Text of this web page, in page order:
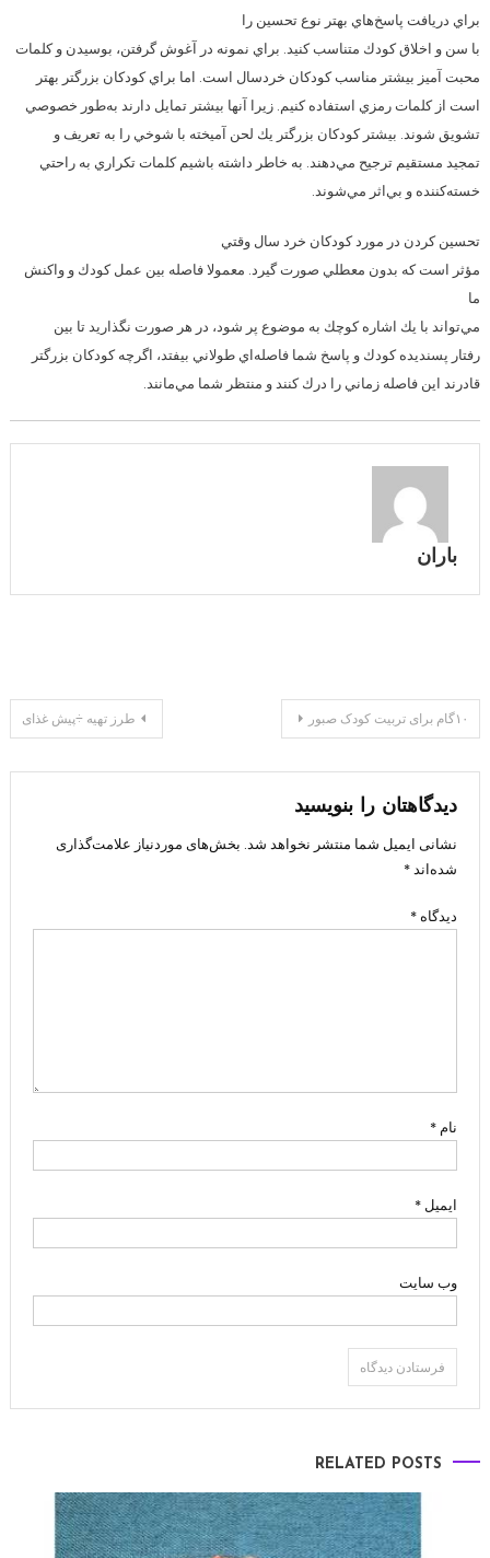
براي دريافت پاسخ‌هاي بهتر نوع تحسين را
با سن و اخلاق كودك متناسب كنيد. براي نمونه در آغوش گرفتن، بوسيدن و كلمات
محبت آميز بيشتر مناسب كودكان خردسال است. اما براي كودكان بزرگتر بهتر
است از كلمات رمزي استفاده كنيم. زيرا آنها بيشتر تمايل دارند به‌طور خصوصي
تشويق شوند. بيشتر كودكان بزرگتر يك لحن آميخته با شوخي را به تعريف و
تمجيد مستقيم ترجيح مي‌دهند. به خاطر داشته باشيم كلمات تكراري به راحتي
خسته‌كننده و بي‌اثر مي‌شوند.
تحسين كردن در مورد كودكان خرد سال وقتي
مؤثر است كه بدون معطلي صورت گيرد. معمولا فاصله بين عمل كودك و واكنش
ما
مي‌تواند با يك اشاره كوچك به موضوع پر شود، در هر صورت نگذاريد تا بين
رفتار پسنديده كودك و پاسخ شما فاصله‌اي طولاني بيفتد، اگرچه كودكان بزرگتر
قادرند اين فاصله زماني را درك كنند و منتظر شما مي‌مانند.
باران
راهبری
نوشته
طرز تهیه ÷پیش غذای ۱۰گام برای تربیت کودک صبور
دیدگاهتان را بنویسید
نشانی ایمیل شما منتشر نخواهد شد. بخش‌های موردنیاز علامت‌گذاری
شده‌اند*
دیدگاه *
نام*
ایمیل *
وب‌ سایت
RELATED POSTS